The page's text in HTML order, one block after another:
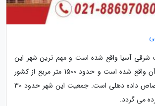
شرقی آسیا واقع شده است و مهم ترین شهر این
کشور که در شمال آن واقع شده است و حدود 1500 متر مربع از کشور
هند را به خود اختصاص داده دهلی است. جمعیت این شهر حدود 30
می گردد.